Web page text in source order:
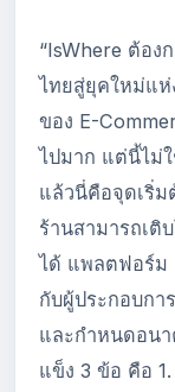
“IsWhere ต้อง
ไทยสู่ยุคใหม่แห่
ของ E-
ไปมาก แต่นี้ไม่
แล้วนี่คือจุดเริ่
ร้านสามารถเ
ได้ แพลตฟอร์ม
กับผู้ประกอบกา
และกำหนดอน
แข็ง 3 ข้อ คือ